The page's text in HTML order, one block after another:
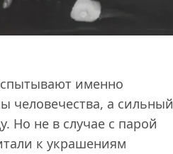
именно
человечества, а сильный
Но не в случае с парой
к украшениям